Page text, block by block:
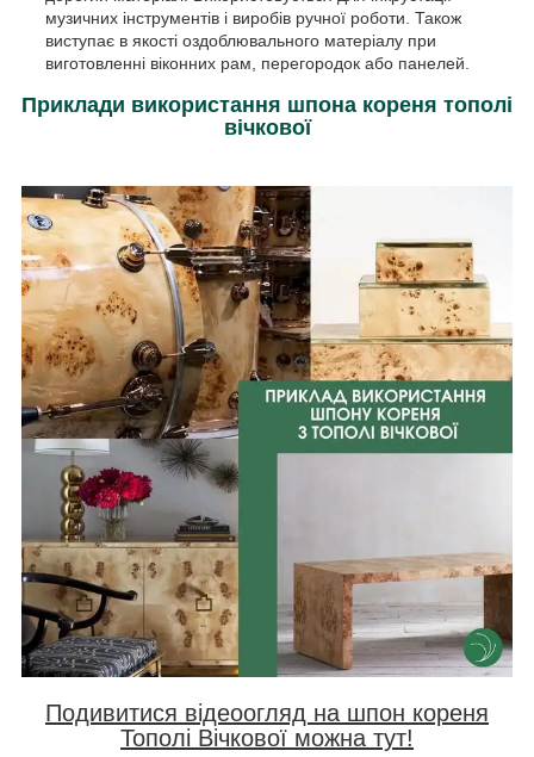
музичних інструментів і виробів ручної роботи. Також
виступає в якості оздоблювального матеріалу при
виготовленні віконних рам, перегородок або панелей.
Приклади використання шпона кореня тополі
вічкової
Подивитися відеоогляд на шпон кореня
Тополі Вічкової можна тут!